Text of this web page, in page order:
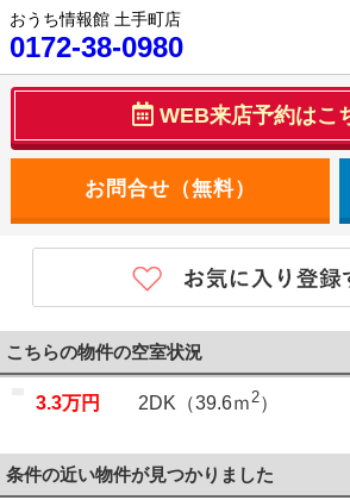
おうち情報館 土手町店
0172-38-0980
WEB来店予約はこ
こちらの物件の空室状況
3.3万円 2DK（39.6ｍ2）
条件の近い物件が見つかりました